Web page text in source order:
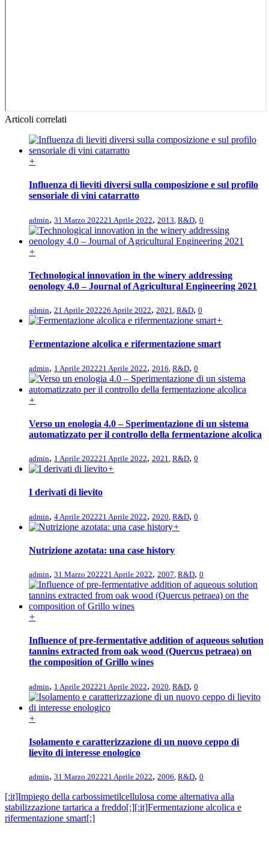
Articoli correlati
+
Influenza di lieviti diversi sulla composizione e sul profilo
sensoriale di vini catarratto
admin, 31 Marzo 202221 Aprile 2022, 2013 R&D, 0
+
Technological innovation in the winery addressing
oenology 4.0 – Journal of Agricultural Engineering 2021
admin, 21 Aprile 202226 Aprile 2022, 2021, R&D, 0
+
Fermentazione alcolica e rifermentazione smart
admin, 1 Aprile 202221 Aprile 2022, 2016 R&D, 0
+
Verso un enologia 4.0 – Sperimentazione di un sistema
automatizzato per il controllo della fermentazione alcolica
admin, 1 Aprile 202221 Aprile 2022, 2021, R&D, 0
+
I derivati di lievito
admin, 4 Aprile 202221 Aprile 2022, 2020 R&D, 0
+
Nutrizione azotata: una case history
admin, 31 Marzo 202221 Aprile 2022, 2007, R&D, 0
+
Influence of pre‑fermentative addition of aqueous solution
tannins extracted from oak wood (Quercus petraea) on
the composition of Grillo wines
admin, 1 Aprile 202221 Aprile 2022, 2020 R&D, 0
+
Isolamento e caratterizzazione di un nuovo ceppo di
lievito di interesse enologico
admin, 31 Marzo 202221 Aprile 2022, 2006, R&D, 0
[:it]Impiego della carbossimetilcellulosa come alternativa alla
stabilizzazione tartarica a freddo[:][:it]Fermentazione alcolica e
rifermentazione smart[:]